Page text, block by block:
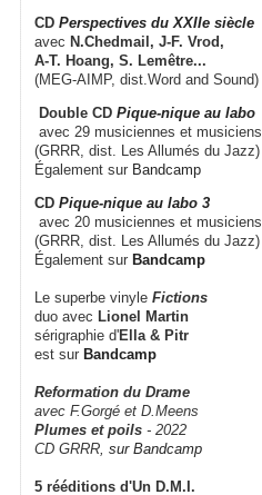
CD Perspectives du XXIIe siècle
avec N.Chedmail, J-F. Vrod,
A-T. Hoang, S. Lemêtre...
(MEG-AIMP, dist.Word and Sound)
Double CD Pique-nique au labo
avec 29 musiciennes et musiciens
(GRRR, dist. Les Allumés du Jazz)
Également sur Bandcamp
CD Pique-nique au labo 3
avec 20 musiciennes et musiciens
(GRRR, dist. Les Allumés du Jazz)
Également sur Bandcamp
Le superbe vinyle Fictions
duo avec Lionel Martin
sérigraphie d'Ella & Pitr
est sur Bandcamp
Reformation du Drame
avec F.Gorgé et D.Meens
Plumes et poils - 2022
CD GRRR, sur Bandcamp
5 rééditions d'Un D.M.I.